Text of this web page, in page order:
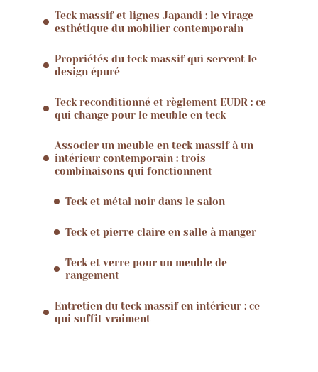
Teck massif et lignes Japandi : le virage
esthétique du mobilier contemporain
Propriétés du teck massif qui servent le
design épuré
Teck reconditionné et règlement EUDR : ce
qui change pour le meuble en teck
Associer un meuble en teck massif à un
intérieur contemporain : trois
combinaisons qui fonctionnent
Teck et métal noir dans le salon
Teck et pierre claire en salle à manger
Teck et verre pour un meuble de
rangement
Entretien du teck massif en intérieur : ce
qui suffit vraiment